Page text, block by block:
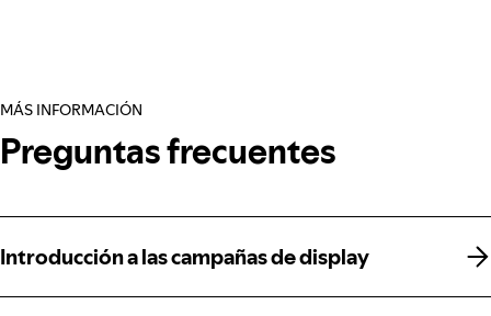
MÁS INFORMACIÓN
Preguntas frecuentes
Introducción a las campañas de display
Introducción a las campañas de display